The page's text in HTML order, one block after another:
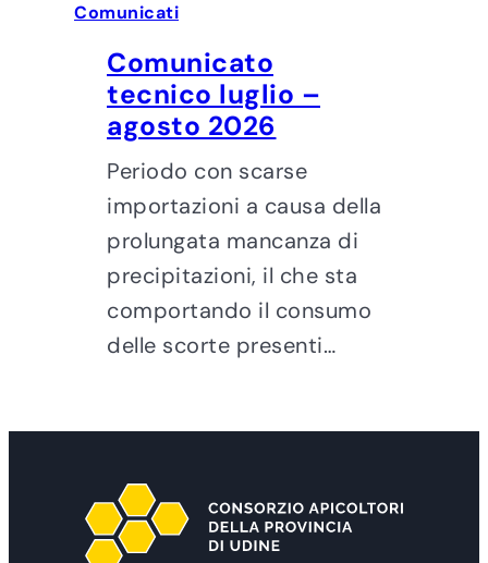
Comunicati
Comunicato
tecnico luglio –
agosto 2026
Periodo con scarse
importazioni a causa della
prolungata mancanza di
precipitazioni, il che sta
comportando il consumo
delle scorte presenti…